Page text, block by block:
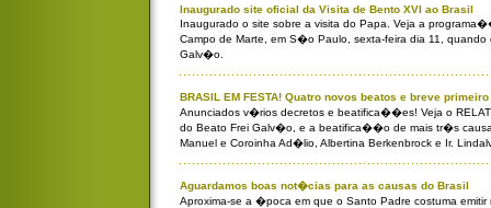
Inaugurado site oficial da Visita de Bento XVI ao Brasil
Inaugurado o site sobre a visita do Papa. Veja a
Campo de Marte, em S�o Paulo, sexta-feira dia 11,
Galv�o.
BRASIL EM FESTA! Quatro novos beatos e breve
Anunciados v�rios decretos e beatifica��es! Veja o
do Beato Frei Galv�o, e a beatifica��o de mais tr�s
Manuel e Coroinha Ad�lio, Albertina Berkenbrock e Ir.
Aguardamos boas not�cias para as causas do Brasil
Aproxima-se a �poca em que o Santo Padre costuma